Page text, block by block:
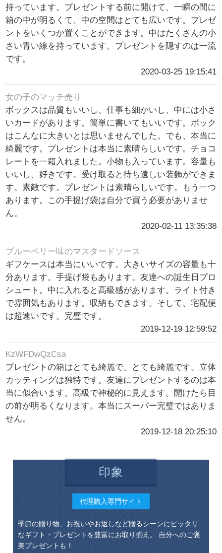
持っています。プレゼントする前に開けて、一瞬の間に
箱の中が明るくて、中の空間はとても広いです。プレゼ
ントをいくつか置くことができます。中はたくさんの小
さい青い線を持っています。プレゼントを隠すのは一流
です。
2020-03-25 19:15:41
女の子のマッチ売り
ボックスは品質もいいし、仕事も細かいし、中には小さ
いカードがあります。簡単に書いてもいいです。ボック
はこんなに大きいとは思いませんでした。でも、本当に
綺麗です。プレゼントは本当に素晴らしいです。チョコ
レートを一箱入れました。小物も入っています。容量も
いいし、好きです。受け取ると待ち遠しい装飾ができま
す。素敵です。プレゼントは素晴らしいです。もう一つ
あります。この手提げ袋は自分で買う必要がありませ
ん。
2020-02-11 13:35:38
ブルーベリー味のマスタードソース
ギフケースは本当にいいです。大きいサイズの容量も十
分あります。手提げ袋もあります。友達への誕生日プロ
シュート。中に入れると高級感があります。ライト付き
で雰囲気もあります。収納もできます。そして、宅配便
は超速いです。完璧です。
2019-12-19 12:59:52
KzWFDwQzCsa
プレゼントの箱はとても綺麗で、とても綺麗です。立体
カッティングは独特です。友達にプレゼントするのは本
当に似合います。高級で神秘的に見えます。開けたら目
の前が明るくなります。本当にスーパー完璧ではありま
せん。
2019-12-18 20:25:10
印象
代理購入専門サイト
季節の贈り物、お祝いやお返しなど贈るシーンにピッタリ
なギフト・プレゼントを豊富にお取り揃え。 自分へのご褒
美プレゼントも！